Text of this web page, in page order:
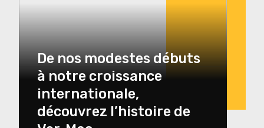
De nos modestes débuts
à notre croissance
internationale,
découvrez l’histoire de